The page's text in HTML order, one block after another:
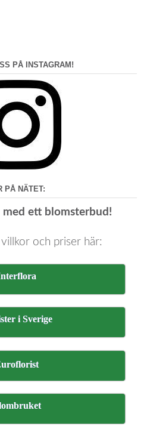
PÅ INSTAGRAM!
PÅ NÄTET:
med ett blomsterbud!
och priser här:
i Sverige